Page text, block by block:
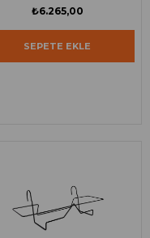
₺6.265,00
SEPETE EKLE